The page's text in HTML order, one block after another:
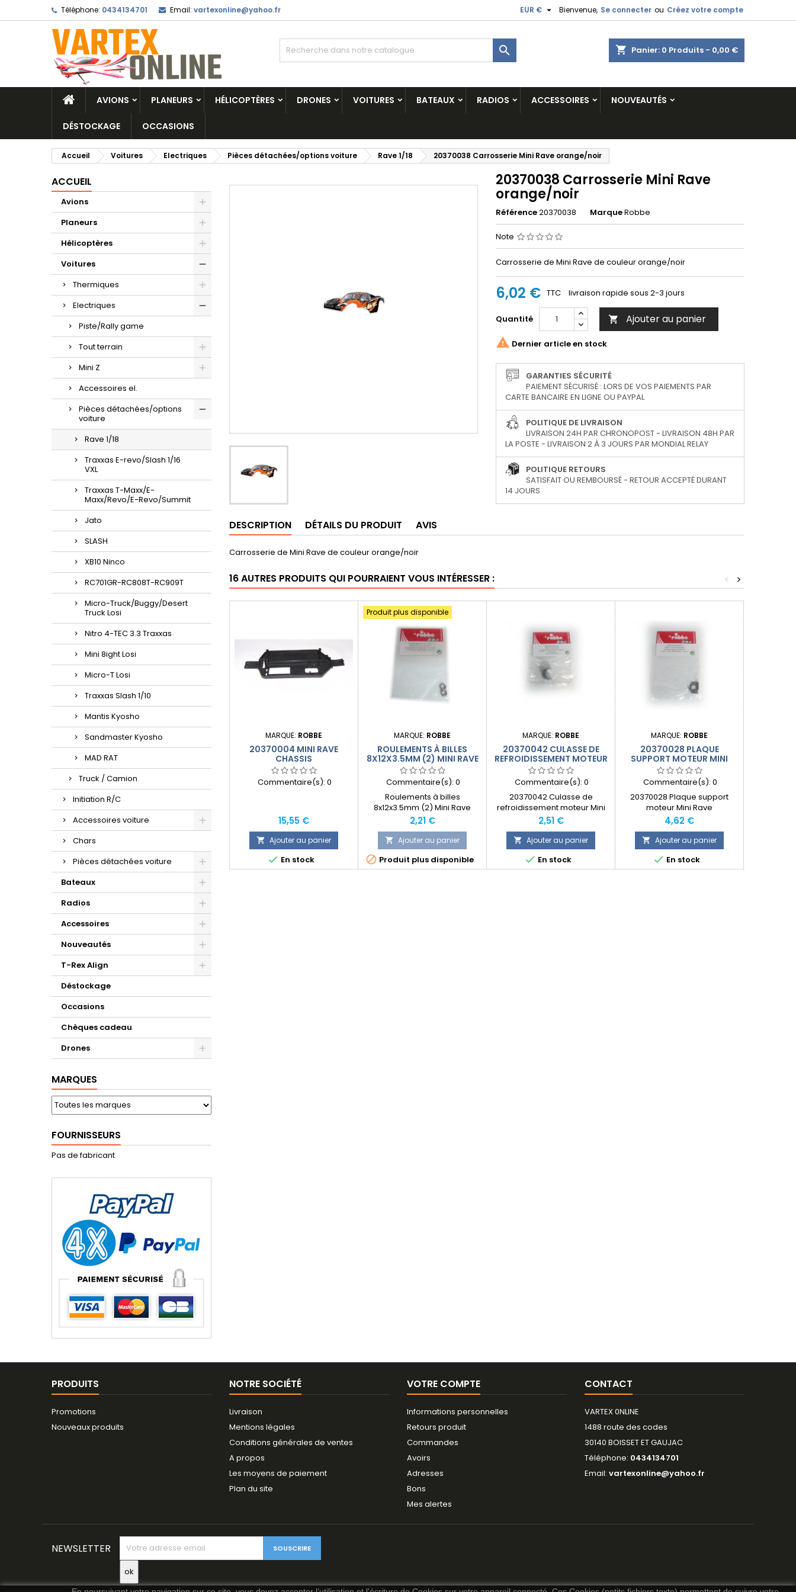
Téléphone: 0434134701 Email: vartexonline@yahoo.fr Bienvenue, Se connecter ou Créez votre compte
EUR € 
shopping_cart Panier: 0 Produits - 0,00 €

AVIONS PLANEURS HÉLICOPTÈRES DRONES VOITURES BATEAUX RADIOS ACCESSOIRES NOUVEAUTÉS
DÉSTOCKAGE OCCASIONS
Accueil Voitures Electriques Pièces détachées/options voiture Rave 1/18 20370038 Carrosserie Mini Rave orange/noir
ACCUEIL
Avions
Planeurs
Hélicoptères
Voitures
Thermiques
Electriques
Piste/Rally game
Tout terrain
Mini Z
Accessoires el.
Pièces détachées/options
voiture
Rave 1/18
Traxxas E-revo/Slash 1/16
VXL
Traxxas T-Maxx/E-
Maxx/Revo/E-Revo/Summit
Jato
SLASH
XB10 Ninco
RC701GR-RC808T-RC909T
Micro-Truck/Buggy/Desert
Truck Losi
Nitro 4-TEC 3.3 Traxxas
Mini 8ight Losi
Micro-T Losi
Traxxas Slash 1/10
Mantis Kyosho
Sandmaster Kyosho
MAD RAT
Truck / Camion
Initiation R/C
Accessoires voiture
Chars
Pièces détachées voiture
Bateaux
Radios
Accessoires
Nouveautés
T-Rex Align
Déstockage
Occasions
Chèques cadeau
Drones
MARQUES
FOURNISSEURS
Pas de fabricant
20370038 Carrosserie Mini Rave
orange/noir
Référence20370038 MarqueRobbe
Note
Carrosserie de Mini Rave de couleur orange/noir
6,02 € TTC livraison rapide sous 2-3 jours
Quantité  Ajouter au panier
 Dernier article en stock
GARANTIES SÉCURITÉ
PAIEMENT SÉCURISÉ : LORS DE VOS PAIEMENTS PAR
CARTE BANCAIRE EN LIGNE OU PAYPAL
POLITIQUE DE LIVRAISON
LIVRAISON 24H PAR CHRONOPOST - LIVRAISON 48H PAR
LA POSTE - LIVRAISON 2 À 3 JOURS PAR MONDIAL RELAY
POLITIQUE RETOURS
SATISFAIT OU REMBOURSÉ - RETOUR ACCEPTÉ DURANT
14 JOURS
DESCRIPTION DÉTAILS DU PRODUIT AVIS
Carrosserie de Mini Rave de couleur orange/noir
16 AUTRES PRODUITS QUI POURRAIENT VOUS INTÉRESSER : >
<
MARQUE: ROBBE
20370004 MINI RAVE
CHASSIS
Commentaire(s): 0
Prix
15,55 €
 Ajouter au panier
 En stock
Produit plus disponible
MARQUE: ROBBE
ROULEMENTS À BILLES
8X12X3.5MM (2) MINI RAVE
Commentaire(s): 0
Roulements à billes
8x12x3.5mm (2) Mini Rave
Prix
2,21 €
 Ajouter au panier
 Produit plus disponible
MARQUE: ROBBE
20370042 CULASSE DE
REFROIDISSEMENT MOTEUR
MINI RAVE
Commentaire(s): 0
20370042 Culasse de
refroidissement moteur Mini
Rave
Prix
2,51 €
 Ajouter au panier
 En stock
MARQUE: ROBBE
20370028 PLAQUE
SUPPORT MOTEUR MINI
RAVE
Commentaire(s): 0
20370028 Plaque support
moteur Mini Rave
Prix
4,62 €
 Ajouter au panier
 En stock
PRODUITS
Promotions
Nouveaux produits
NOTRE SOCIÉTÉ
Livraison
Mentions légales
Conditions générales de ventes
A propos
Les moyens de paiement
Plan du site
VOTRE COMPTE
Informations personnelles
Retours produit
Commandes
Avoirs
Adresses
Bons
Mes alertes
CONTACT
VARTEX 0NLINE
1488 route des codes
30140 BOISSET ET GAUJAC
Téléphone: 0434134701
Email: vartexonline@yahoo.fr
NEWSLETTER